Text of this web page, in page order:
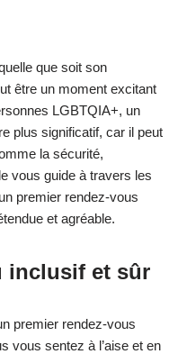
que soit son
être un moment excitant
LGBTQIA+, un
plus significatif, car il peut
la sécurité,
vous guide à travers les
premier rendez-vous
et agréable.
inclusif et sûr
premier rendez-vous
vous sentez à l’aise et en